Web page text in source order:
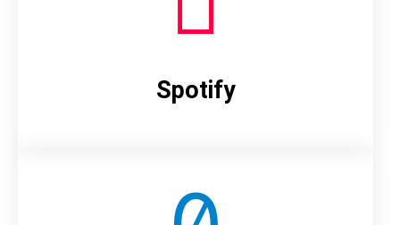
Spotify